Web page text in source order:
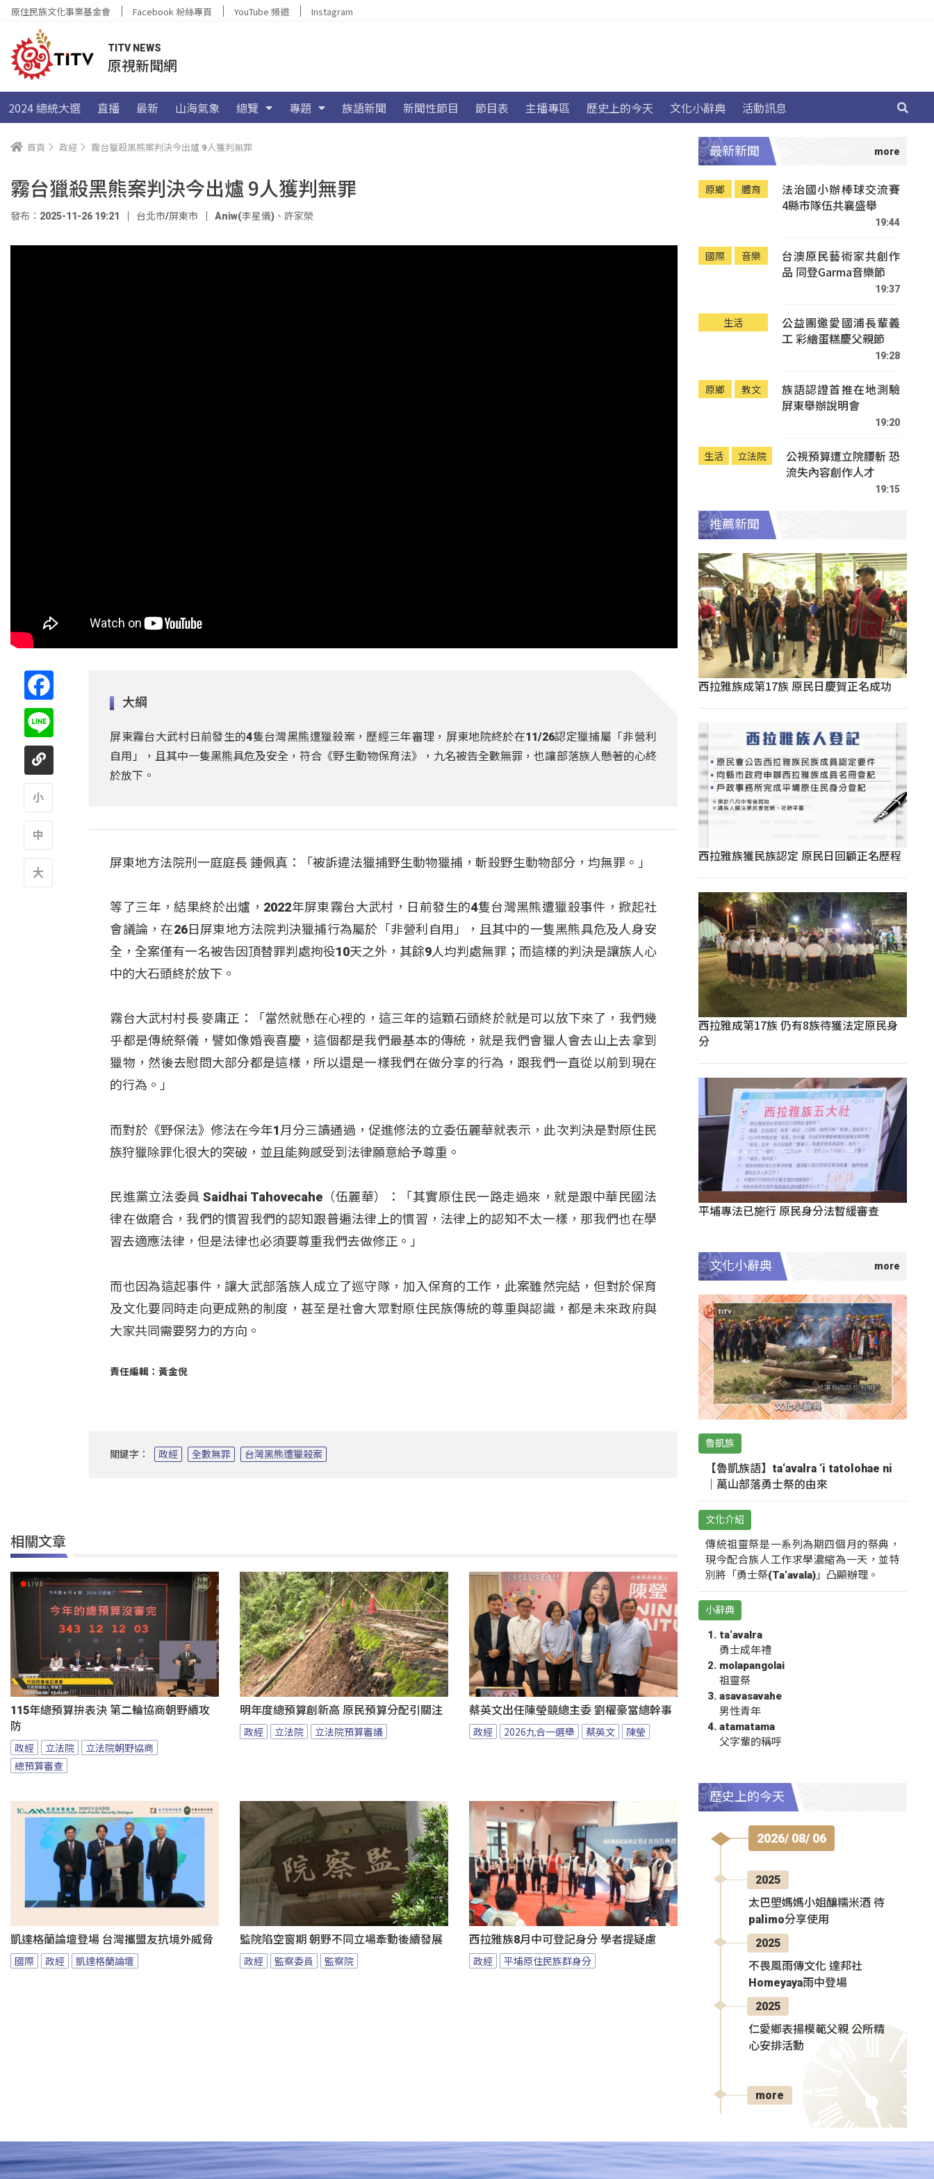
原住民族文化事業基金會 Facebook 粉絲專頁 YouTube 頻道 Instagram
TITV NEWS
原視新聞網
2024 總統大選 直播 最新 山海氣象 總覽 專題 族語新聞 新聞性節目 節目表 主播專區 歷史上的今天 文化小辭典 活動訊息
首頁 政經 霧台獵殺黑熊案判決今出爐 9人獲判無罪
霧台獵殺黑熊案判決今出爐 9人獲判無罪
發布：2025-11-26 19:21 台北市/屏東市 Aniw(李星儀) 、 許家榮
大綱
屏東霧台大武村日前發生的4隻台灣黑熊遭獵殺案，歷經三年審理，屏東地院終於在11/26認定獵捕屬「非營利
自用」，且其中一隻黑熊具危及安全，符合《野生動物保育法》，九名被告全數無罪，也讓部落族人懸著的心終
於放下。
屏東地方法院刑一庭庭長 鍾佩真：「被訴違法獵捕野生動物獵捕，斬殺野生動物部分，均無罪。」
等了三年，結果終於出爐，2022年屏東霧台大武村，日前發生的4隻台灣黑熊遭獵殺事件，掀起社
會議論，在26日屏東地方法院判決獵捕行為屬於「非營利自用」，且其中的一隻黑熊具危及人身安
全，全案僅有一名被告因頂替罪判處拘役10天之外，其餘9人均判處無罪；而這樣的判決是讓族人心
中的大石頭終於放下。
霧台大武村村長 麥庸正：「當然就懸在心裡的，這三年的這顆石頭終於就是可以放下來了，我們幾
乎都是傳統祭儀，譬如像婚喪喜慶，這個都是我們最基本的傳統，就是我們會獵人會去山上去拿到
獵物，然後去慰問大部分都是這樣，所以還是一樣我們在做分享的行為，跟我們一直從以前到現在
的行為。」
而對於《野保法》修法在今年1月分三讀通過，促進修法的立委伍麗華就表示，此次判決是對原住民
族狩獵除罪化很大的突破，並且能夠感受到法律願意給予尊重。
民進黨立法委員 Saidhai Tahovecahe（伍麗華）：「其實原住民一路走過來，就是跟中華民國法
律在做磨合，我們的慣習我們的認知跟普遍法律上的慣習，法律上的認知不太一樣，那我們也在學
習去適應法律，但是法律也必須要尊重我們去做修正。」
而也因為這起事件，讓大武部落族人成立了巡守隊，加入保育的工作，此案雖然完結，但對於保育
及文化要同時走向更成熟的制度，甚至是社會大眾對原住民族傳統的尊重與認識，都是未來政府與
大家共同需要努力的方向。
責任編輯：黃金倪
關鍵字： 政經 全數無罪 台灣黑熊遭獵殺案
相關文章
115年總預算拚表決 第二輪協商朝野續攻
防
政經 立法院
立法院朝野協商
總預算審查
明年度總預算創新高 原民預算分配引關注
政經 立法院 立法院預算審議
蔡英文出任陳瑩競總主委 劉櫂豪當總幹事
政經 2026九合一選舉 蔡英文 陳瑩
凱達格蘭論壇登場 台灣攜盟友抗境外威脅
國際 政經 凱達格蘭論壇
監院陷空窗期 朝野不同立場牽動後續發展
政經 監察委員 監察院
西拉雅族8月中可登記身分 學者提疑慮
政經 平埔原住民族群身分
最新新聞
原鄉 體育
法治國小辦棒球交流賽
4縣市隊伍共襄盛舉
19:44
國際 音樂
台澳原民藝術家共創作
品 同登Garma音樂節
19:37
生活
公益團邀愛國浦長輩義
工 彩繪蛋糕慶父親節
19:28
原鄉 教文
族語認證首推在地測驗
屏東舉辦說明會
19:20
生活 立法院
公視預算遭立院腰斬 恐
流失內容創作人才
19:15
推薦新聞
西拉雅族成第17族 原民日慶賀正名成功
西拉雅族獲民族認定 原民日回顧正名歷程
西拉雅成第17族 仍有8族待獲法定原民身
分
平埔專法已施行 原民身分法暫緩審查
文化小辭典
魯凱族
【魯凱族語】ta‘avalra ‘i tatolohae ni
｜萬山部落勇士祭的由來
文化介紹
傳統祖靈祭是一系列為期四個月的祭典，
現今配合族人工作求學濃縮為一天，並特
別將「勇士祭(Ta‘avala)」凸顯辦理。
小辭典
ta‘avalra
勇士成年禮
molapangolai
祖靈祭
asavasavahe
男性青年
atamatama
父字輩的稱呼
歷史上的今天
2026/ 08/ 06
2025
太巴塱媽媽小姐釀糯米酒 待
palimo分享使用
2025
不畏風雨傳文化 達邦社
Homeyaya雨中登場
2025
仁愛鄉表揚模範父親 公所精
心安排活動
more